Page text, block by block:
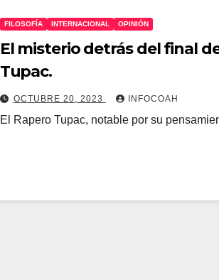
FILOSOFÍA INTERNACIONAL OPINIÓN
El misterio detrás del final
Tupac.
OCTUBRE 20, 2023 INFOCOAH
El Rapero Tupac, notable por su